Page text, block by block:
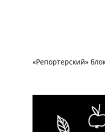
«Репортерский»